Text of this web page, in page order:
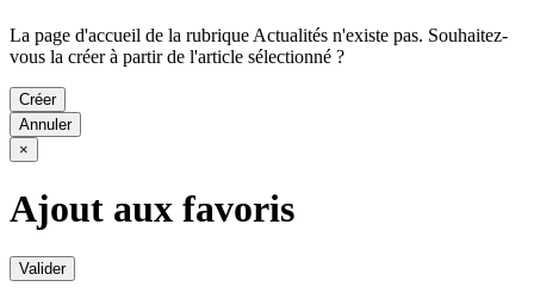
La page d'accueil de la rubrique Actualités n'existe pas. Souhaitez-
vous la créer à partir de l'article sélectionné ?
Créer
Annuler
×
Ajout aux favoris
Valider